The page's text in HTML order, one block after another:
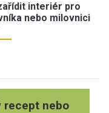
interiér pro
nebo milovnici
recept nebo